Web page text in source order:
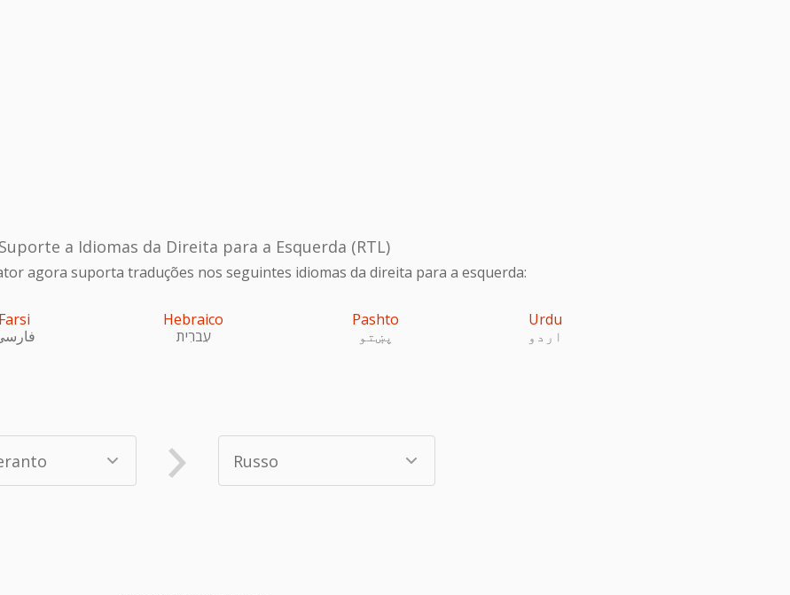
Suporte a Idiomas da Direita para a Esquerda (RTL)
agora suporta traduções nos seguintes idiomas da direita para a esquerda:
Farsi
Hebraico
עִברִית
Pashto
پښتو
Urdu
اردو